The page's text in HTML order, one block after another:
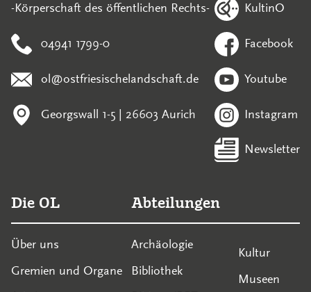
-Körperschaft des öffentlichen Rechts-
04941 1799-0
ol@ostfriesischelandschaft.de
Georgswall 1-5 | 26603 Aurich
KultinO
Facebook
Youtube
Instagram
Newsletter
Die OL
Über uns
Gremien und Organe
Abteilungen
Archäologie
Bibliothek
Kultur
Museen